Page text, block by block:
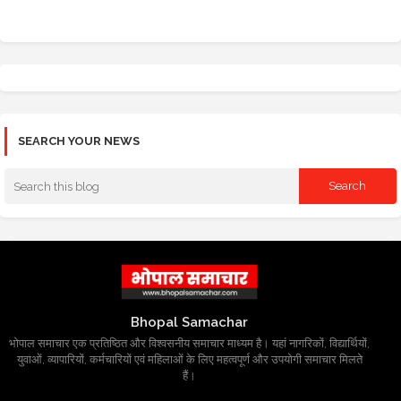
SEARCH YOUR NEWS
Bhopal Samachar
भोपाल समाचार एक प्रतिष्ठित और विश्वसनीय समाचार माध्यम है। यहां नागरिकों, विद्यार्थियों,
युवाओं, व्यापारियों, कर्मचारियों एवं महिलाओं के लिए महत्वपूर्ण और उपयोगी समाचार मिलते
हैं।